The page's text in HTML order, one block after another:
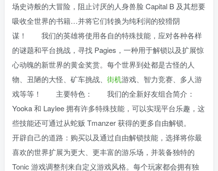
场史诗般的大冒险，阻止讨厌的人身兽脸 Capital B 及其想要
吸收全世界的书籍…并将它们转换为纯利润的狡猾阴
谋！ 我们的英雄将使用各自的特殊技能，应对各种各样
的谜题和平台挑战，寻找 Pagies，一种用于解锁以及扩展惊
心动魄的新世界的黄金奖赏。每个世界到处都是古怪的人
物、丑陋的大怪、矿车挑战、 街机游戏、智力竞赛、多人游
戏等等！ 主要特色： 我们的全新好友组合简介：
Yooka 和 Laylee 拥有许多特殊技能，可以实现平台乐趣，这
些技能还可通过从蛇贩 Tmanzer 获得的更多自由解锁。
开辟自己的道路：购买以及通过自由解锁技能，选择将你最
喜欢的世界扩展为更大、更丰富的游乐场，并装备独特的
Tonic 游戏调整剂来自定义游戏风格。每个玩家都会拥有独